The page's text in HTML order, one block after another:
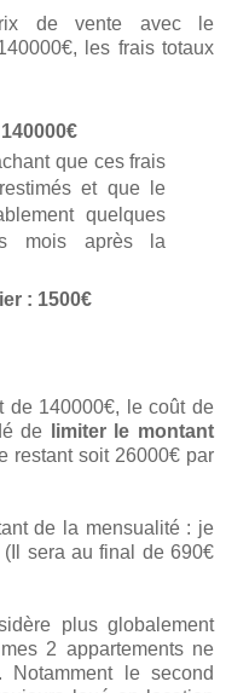
de vente avec le
les frais totaux
que ces frais
et que le
quelques
mois après la
: 1500€
de 140000€, le coût de
de
limiter le montant
restant soit 26000€ par
de la mensualité : je
sera au final de 690€
plus globalement
2 appartements ne
Notamment le second